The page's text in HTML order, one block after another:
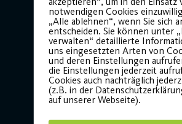
Hauptsponsor
notwendigen Cookies
„Alle ablehnen“, wenn Sie sich
entscheiden. Sie können unter
verwalten“ detaillierte
uns eingesetzten Arten von
und deren Einstellungen
die Einstellungen jederzeit
Cookies auch nachträglich
(z.B. in der
auf unserer Webseite).
unsere
Sei am am21.
2026dabei und